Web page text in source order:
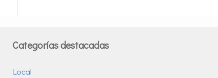
Categorías destacadas
Local